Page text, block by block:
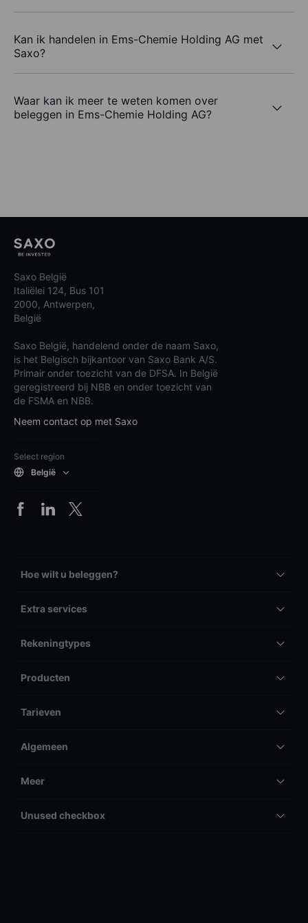
Kan ik handelen in Ems-Chemie Holding AG met
Saxo?
Waar kan ik meer te weten komen over
beleggen in Ems-Chemie Holding AG?
Saxo België
Italiëlei 124, Bus 101
2000, Antwerpen,
België
Saxo België, handelend onder de naam Saxo,
is het Belgisch bijkantoor van Saxo Bank A/S.
Primair onder toezicht van de DFSA. In België
geregistreerd bij NBB en onder toezicht van
de FSMA en NBB.
Neem contact op met Saxo
Select region
België
Hoe wilt u beleggen?
Extra services
Rekeningtypes
Producten
Tarieven
Algemeen
Meer
Unused checkbox